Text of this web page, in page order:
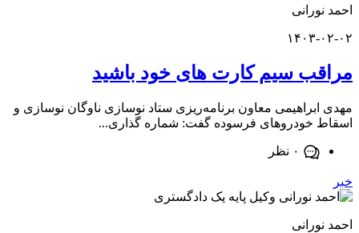
۰۲
سیم کارت های خود باشید
معاون برنامه‌ریزی ستاد نوسازی ناوگان نوسازی و
خودروهای فرسوده گفت: شماره گذاری...
۰ نظر